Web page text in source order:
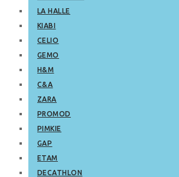
LA HALLE
KIABI
CELIO
GEMO
H&M
C&A
ZARA
PROMOD
PIMKIE
GAP
ETAM
DECATHLON